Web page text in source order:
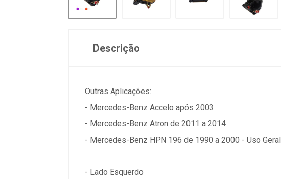
Descrição
Outras Aplicações:
- Mercedes-Benz Accelo após 2003
- Mercedes-Benz Atron de 2011 a 2014
- Mercedes-Benz HPN 196 de 1990 a 2000 - Uso Geral
- Lado Esquerdo